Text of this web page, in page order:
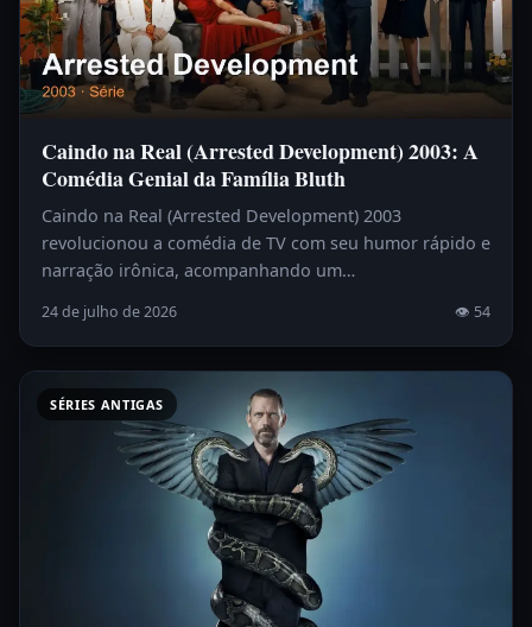
Caindo na Real (Arrested Development) 2003: A
Comédia Genial da Família Bluth
Caindo na Real (Arrested Development) 2003
revolucionou a comédia de TV com seu humor rápido e
narração irônica, acompanhando um…
24 de julho de 2026 👁 54
SÉRIES ANTIGAS